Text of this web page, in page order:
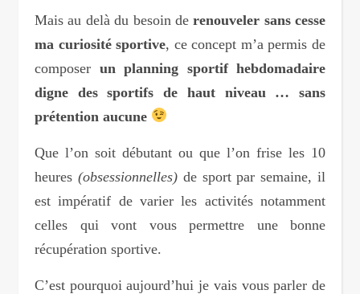
Mais au delà du besoin derenouveler sans cesse
ma curiosité sportive, ce concept m’a permis de
composer un planning sportif hebdomadaire
digne des sportifs de haut niveau … sans
prétention aucune
Que l’on soit débutant ou que l’on frise les 10
heures (obsessionnelles)de sport par semaine, il
est impératif de varier les activités notamment
celles qui vont vous permettre une bonne
récupération sportive.
C’est pourquoi aujourd’hui je vais vous parler de